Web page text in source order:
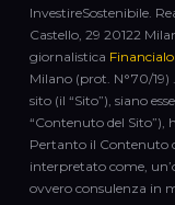
InvestireSostenibile.
Castello, 29 20122
giornalistica
Milano (prot. N°70/
sito (il “Sito”), siano
“Contenuto del Sito”),
Pertanto il Contenuto
interpretato come,
ovvero consulenza in